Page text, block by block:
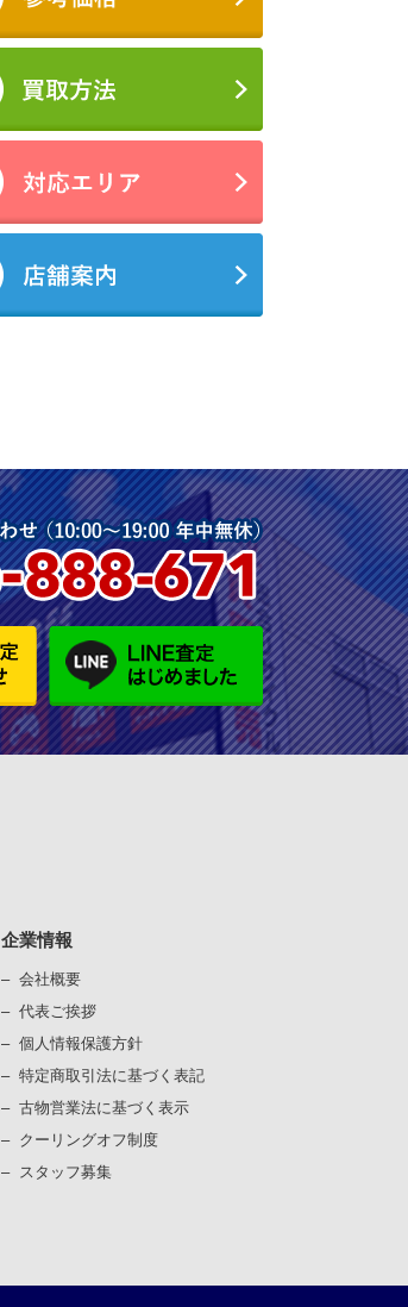
企業情報
会社概要
代表ご挨拶
個⼈情報保護⽅針
特定商取引法に基づく表記
古物営業法に基づく表⽰
クーリングオフ制度
スタッフ募集